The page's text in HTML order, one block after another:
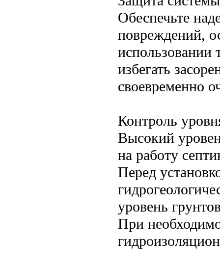
Обеспечьте
повреждений,
избегать
своевременно
Контроль
Высокий
на работу
Перед
уровень
При